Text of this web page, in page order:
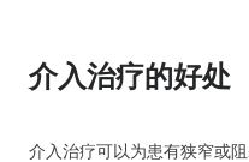
介入治疗的好处
介入治疗可以为患有狭窄或